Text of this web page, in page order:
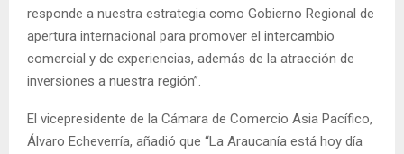
responde a nuestra estrategia como Gobierno Regional de
apertura internacional para promover el intercambio
comercial y de experiencias, además de la atracción de
inversiones a nuestra región”.
El vicepresidente de la Cámara de Comercio Asia Pacífico,
Álvaro Echeverría, añadió que “La Araucanía está hoy día